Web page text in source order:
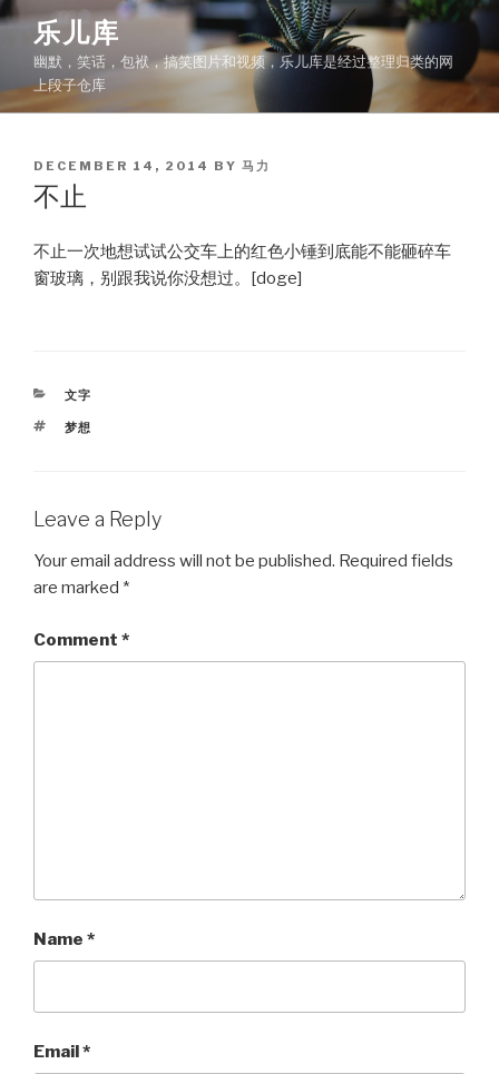
Skip
content
乐儿库
幽默，笑话，包袱，搞笑图片和视频，乐儿库是经过整理归类的网
上段子仓库
POSTED
ON
DECEMBER 14, 2014 BY 马力
不止
不止一次地想试试公交车上的红色小锤到底能不能砸碎车
窗玻璃，别跟我说你没想过。[doge]
CATEGORIES
文字
TAGS
梦想
Leave a Reply
Your email address will not be published. Required fields
are marked *
Comment *
Name *
Email*